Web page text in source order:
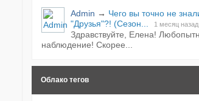
Admin → Чего вы точно не
"Друзья"?! (Сезон...
1 месяц назад
Здравствуйте, Елена!
наблюдение! Скорее...
Облако тегов